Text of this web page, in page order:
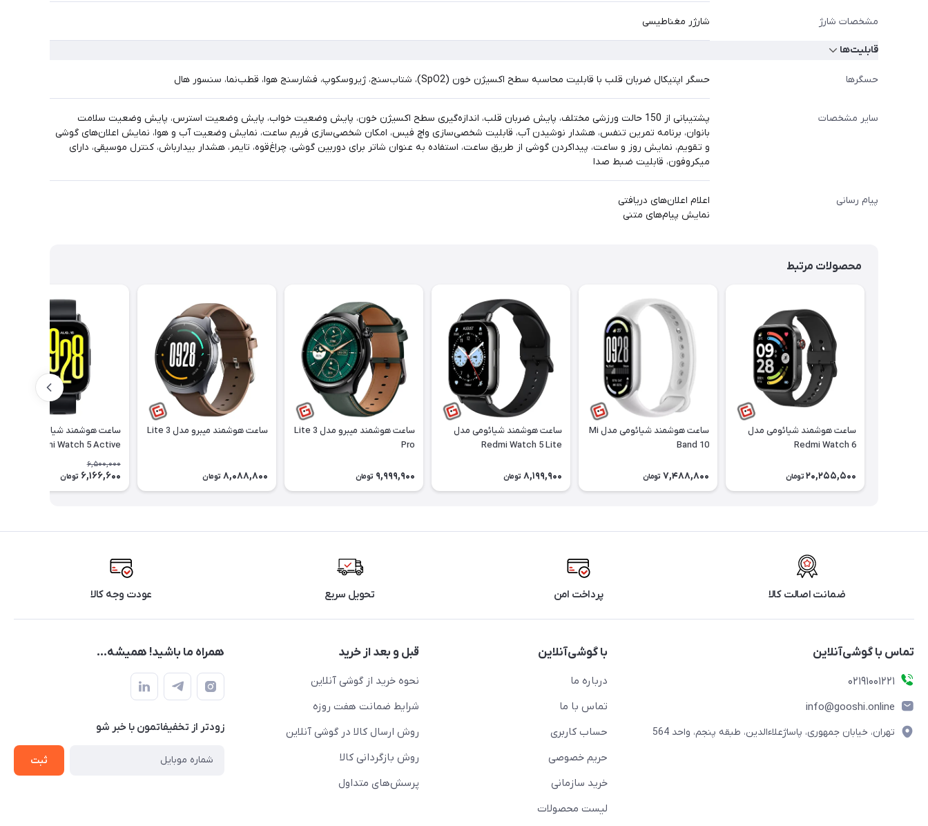
مشخصات شارژ شارژر مغناطیسی
قابلیت‌ها
حسگرها حسگر اپتیکال ضربان قلب با قابلیت محاسبه سطح اکسیژن خون (SpO2)، شتاب‌سنج، ژیروسکوپ، فشارسنج هوا، قطب‌نما، سنسور هال
سایر مشخصات
پشتیبانی از 150 حالت ورزشی مختلف، پایش ضربان قلب، اندازه‌گیری سطح اکسیژن خون، پایش وضعیت خواب، پایش وضعیت استرس، پایش وضعیت سلامت
بانوان، برنامه تمرین تنفس، هشدار نوشیدن آب، قابلیت شخصی‌سازی واچ فیس، امکان شخصی‌سازی فریم ساعت، نمایش وضعیت آب و هوا، نمایش اعلان‌های گوشی
و تقویم، نمایش روز و ساعت، پیداکردن گوشی از طریق ساعت، استفاده به عنوان شاتر برای دوربین گوشی، چراغ‌قوه، تایمر، هشدار بیدارباش، کنترل موسیقی، دارای
میکروفون، قابلیت ضبط صدا
پیام رسانی
اعلام اعلان‌های دریافتی
نمایش پیام‌های متنی
محصولات مرتبط
ساعت هوشمند شیائومی مدل
Redmi Watch 6
20,255,500 تومان
ساعت هوشمند شیائومی مدل Mi
Band 10
7,488,800 تومان
ساعت هوشمند شیائومی مدل
Redmi Watch 5 Lite
8,199,900 تومان
ساعت هوشمند میبرو مدل Lite 3
Pro
9,999,900 تومان
ساعت هوشمند میبرو مدل Lite 3
8,088,800 تومان
ساعت هوشمند شیائومی مدل
Redmi Watch 5 Active
6,500,000
6,166,600 تومان
ضمانت اصالت کالا پرداخت امن تحویل سریع عودت وجه کالا
تماس با گوشی‌آنلاین
۰۲۱91001221
info@gooshi.online
تهران، خیابان جمهوری، پاساژعلاءالدین، طبقه پنجم، واحد 564
با گوشی‌آنلاین
درباره ما
تماس با ما
حساب کاربری
حریم خصوصی
خرید سازمانی
لیست محصولات
قبل و بعد از خرید
نحوه خرید از گوشی آنلاین
شرایط ضمانت هفت روزه
روش ارسال کالا در گوشی آنلاین
روش بازگردانی کالا
پرسش‌های متداول
همراه ما باشید! همیشه...
زودتر از تخفیفاتمون با خبر شو
ثبت